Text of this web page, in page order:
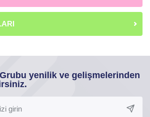
yenilik ve gelişmelerinden